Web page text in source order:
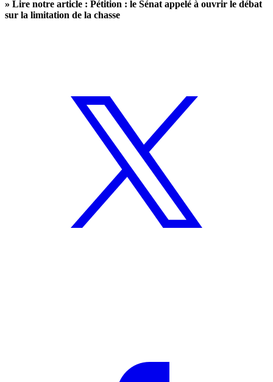
» Lire notre article : Pétition : le Sénat appelé à ouvrir le débat
sur la limitation de la chasse